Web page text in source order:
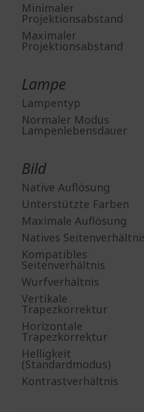
Minimaler
Projektionsabstand
Maximaler
Projektionsabstand
Lampe
Lampentyp
Normaler Modus
Lampenlebensdauer
Bild
Native Auflösung
Unterstützte Farben
Maximale Auflösung
Natives
Kompatibles
Seitenverhältnis
Wurfverhältnis
Vertikale
Trapezkorrektur
Horizontale
Trapezkorrektur
Helligkeit
(Standardmodus)
Kontrastverhältnis